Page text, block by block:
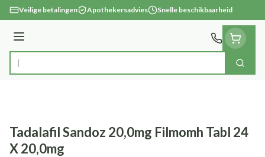
Ga naar de inhoud
Veilige betalingen Apothekersadvies Snelle beschikbaarheid
Menu
Product, merk, categorie... Zoek
Tadalafil Sandoz 20,0mg Filmomh Tabl 24
X 20,0mg